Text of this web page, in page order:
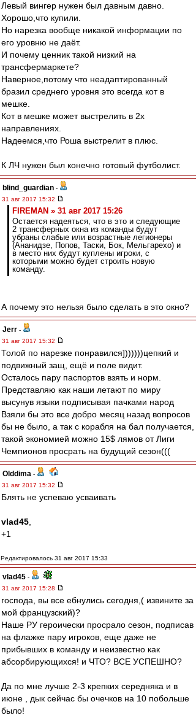
Левый вингер нужен был давным давно.
Хорошо,что купили.
Но нарезка вообще никакой информации по
его уровню не даёт.
И почему ценник такой низкий на
трансфермаркете?
Наверное,потому что неадаптированный
бразил среднего уровня это всегда кот в
мешке.
Кот в мешке может выстрелить в 2х
направлениях.
Надеемся,что Роша выстрелит в плюс.
К ЛЧ нужен был конечно готовый футболист.
blind_guardian -
31 авг 2017 15:32
FIREMAN » 31 авг 2017 15:26
Остается надеяться, что в это и следующие
2 трансферных окна из команды будут
убраны слабые или возрастные легионеры
(Ананидзе, Попов, Таски, Бок, Мельгарехо) и
в место них будут куплены игроки, с
которыми можно будет строить новую
команду.
А почему это нельзя было сделать в это окно?
Jerr -
31 авг 2017 15:32
Толой по нарезке понравился]))))))цепкий и
подвижный защ, ещё и поле видит.
Осталось пару паспортов взять и норм.
Представляю как наши летают по миру
высунув языки подписывая пачками народ
Взяли бы это все добро месяц назад вопросов
бы не было, а так с корабля на бал получается,
такой экономией можно 15$ лямов от Лиги
Чемпионов просрать на будущий сезон(((
Olddima -
31 авг 2017 15:32
Блять не успеваю усваивать
vlad45
+1
Редактировалось 31 авг 2017 15:33
vlad45 -
31 авг 2017 15:28
господа, вы все ебнулись сегодня,( извините за
мой французский)?
Наше РУ героически просрало сезон, подписав
на флажке пару игроков, еще даже не
прибывших в команду и неизвестно как
абсорбирующихся! и ЧТО? ВСЕ УСПЕШНО?
Да по мне лучше 2-3 крепких середняка и в
июне , дык сейчас бы очечков на 10 побольше
было!